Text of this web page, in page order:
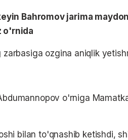
Bahromov jarima
o'rnida
ozgina aniqlik
o'rniga
bilan to'qnashib ketishdi,